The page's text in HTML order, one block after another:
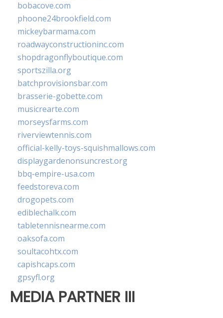
bobacove.com
phoone24brookfield.com
mickeybarmama.com
roadwayconstructioninc.com
shopdragonflyboutique.com
sportszilla.org
batchprovisionsbar.com
brasserie-gobette.com
musicrearte.com
morseysfarms.com
riverviewtennis.com
official-kelly-toys-squishmallows.com
displaygardenonsuncrest.org
bbq-empire-usa.com
feedstoreva.com
drogopets.com
ediblechalk.com
tabletennisnearme.com
oaksofa.com
soultacohtx.com
capishcaps.com
gpsyfl.org
MEDIA PARTNER III